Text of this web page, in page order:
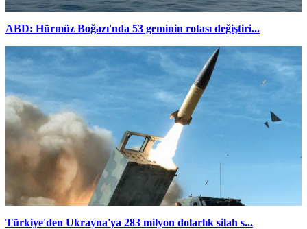
ABD: Hürmüz Boğazı'nda 53 geminin rotası değiştiri...
Türkiye'den Ukrayna'ya 283 milyon dolarlık silah s...